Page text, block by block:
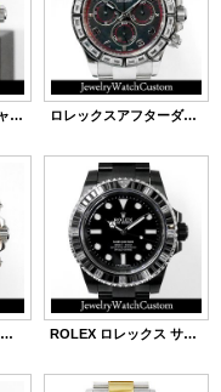
ロレックス デイトジャスト 31 フラワー 178240 グレー文字盤 レインボーベゼル製作 ロレックスアフターダイヤ デイトナ 116509 WG バゲットダイヤベゼル
ロレックス デイトナ アイスブルー 116506 アフターダイヤ ROLEX ロレックス サブマリーナ ノンデイト バゲットダイヤベゼル PVDコーティング